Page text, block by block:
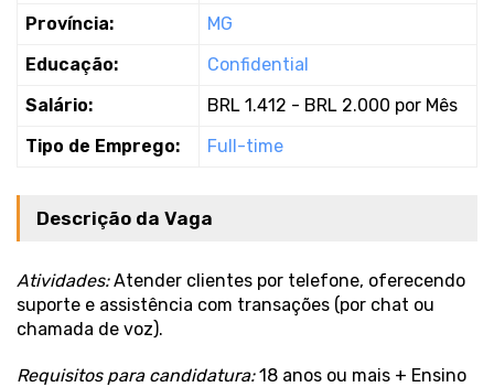
Província:
MG
Educação:
Confidential
Salário:
BRL 1.412 - BRL 2.000 por Mês
Tipo de Emprego:
Full-time
Descrição da Vaga
Atividades:Atender clientes por telefone, oferecendo
suporte e assistência com transações (por chat ou
chamada de voz).
Requisitos para candidatura:18 anos ou mais + Ensino